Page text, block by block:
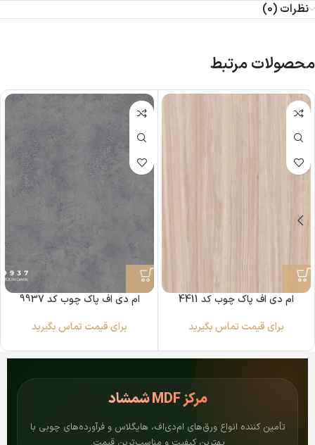
نظرات (0)
محصولات مرتبط
ام دی اف پاک چوب کد 4411
برای قیمت تماس بگیرید
ام دی اف پاک چوب کد 9937
برای قیمت تماس بگیرید
مرکزMDF شمشاد
تأمین کننده انواع ورق‌های ام‌دی‌اف، هایگلاس و فرآورده‌های چوبی با